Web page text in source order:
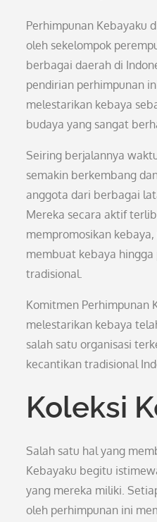
Perhimpunan Kebayaku
oleh sekelompok
berbagai daerah di
pendirian perhimpunan
melestarikan kebaya
budaya yang sangat
Seiring berjalannya
semakin berkembang
anggota dari berbagai
Mereka secara aktif
mempromosikan
membuat kebaya hingga
tradisional.
Komitmen Perhimpunan
melestarikan kebaya
salah satu organisasi
kecantikan tradisional
Koleksi
Salah satu hal yang
Kebayaku begitu
yang mereka miliki.
oleh perhimpunan ini